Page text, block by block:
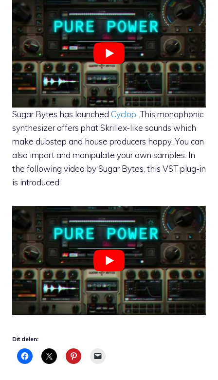
Sugar Bytes has launched Cyclop . This monophonic
synthesizer offers phat Skrillex-like sounds which
make dubstep and house producers happy. You can
also import and manipulate your own samples. In
the following video by Sugar Bytes, this VST plug-in
is introduced:
Dit delen: